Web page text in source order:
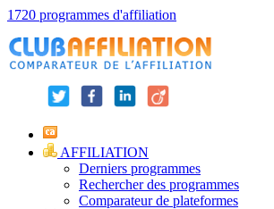
1720 programmes d'affiliation
AFFILIATION
Derniers programmes
Rechercher des programmes
Comparateur de plateformes